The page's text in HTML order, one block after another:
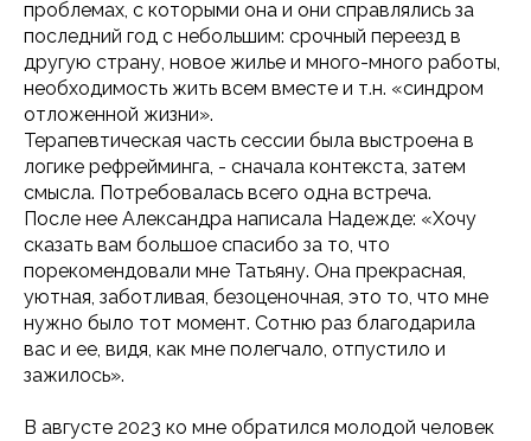
проблемах, с которыми она и они справлялись за
последний год с небольшим: срочный переезд в
другую страну, новое жилье и много-много работы,
необходимость жить всем вместе и т.н. «синдром
отложенной жизни».
Терапевтическая часть сессии была выстроена в
логике рефрейминга, - сначала контекста, затем
смысла. Потребовалась всего одна встреча.
После нее Александра написала Надежде: «Хочу
сказать вам большое спасибо за то, что
порекомендовали мне Татьяну. Она прекрасная,
уютная, заботливая, безоценочная, это то, что мне
нужно было тот момент. Сотню раз благодарила
вас и ее, видя, как мне полегчало, отпустило и
зажилось».
В августе 2023 ко мне обратился молодой человек